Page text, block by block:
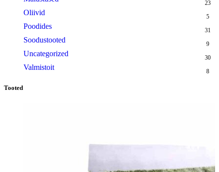
23
Oliivid 5
Poodides 31
Soodustooted 9
Uncategorized 30
Valmistoit 8
Tooted